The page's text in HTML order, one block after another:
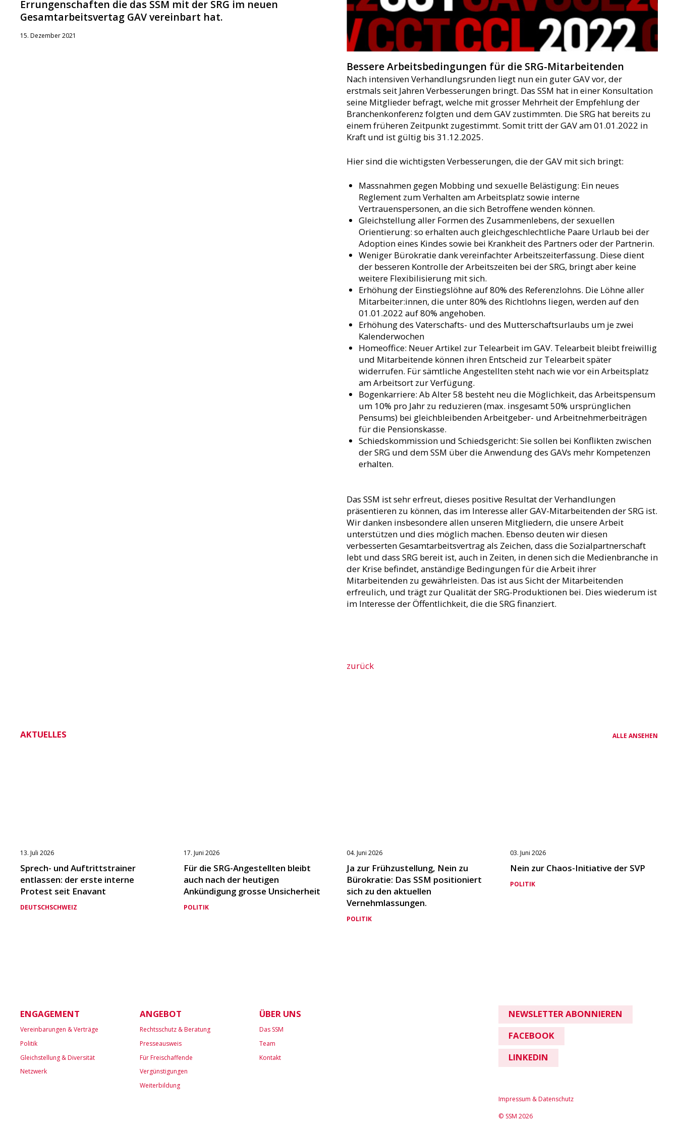
Errungenschaften die das SSM mit der SRG im neuen
Gesamtarbeitsvertag GAV vereinbart hat.
15. Dezember 2021
Bessere Arbeitsbedingungen für die SRG-Mitarbeitenden
Nach intensiven Verhandlungsrunden liegt nun ein guter GAV vor, der
erstmals seit Jahren Verbesserungen bringt. Das SSM hat in einer Konsultation
seine Mitglieder befragt, welche mit grosser Mehrheit der Empfehlung der
Branchenkonferenz folgten und dem GAV zustimmten. Die SRG hat bereits zu
einem früheren Zeitpunkt zugestimmt. Somit tritt der GAV am 01.01.2022 in
Kraft und ist gültig bis 31.12.2025.
Hier sind die wichtigsten Verbesserungen, die der GAV mit sich bringt:
Massnahmen gegen Mobbing und sexuelle Belästigung: Ein neues
Reglement zum Verhalten am Arbeitsplatz sowie interne
Vertrauenspersonen, an die sich Betroffene wenden können.
Gleichstellung aller Formen des Zusammenlebens, der sexuellen
Orientierung: so erhalten auch gleichgeschlechtliche Paare Urlaub bei der
Adoption eines Kindes sowie bei Krankheit des Partners oder der Partnerin.
Weniger Bürokratie dank vereinfachter Arbeitszeiterfassung. Diese dient
der besseren Kontrolle der Arbeitszeiten bei der SRG, bringt aber keine
weitere Flexibilisierung mit sich.
Erhöhung der Einstiegslöhne auf 80% des Referenzlohns. Die Löhne aller
Mitarbeiter:innen, die unter 80% des Richtlohns liegen, werden auf den
01.01.2022 auf 80% angehoben.
Erhöhung des Vaterschafts- und des Mutterschaftsurlaubs um je zwei
Kalenderwochen
Homeoffice: Neuer Artikel zur Telearbeit im GAV. Telearbeit bleibt freiwillig
und Mitarbeitende können ihren Entscheid zur Telearbeit später
widerrufen. Für sämtliche Angestellten steht nach wie vor ein Arbeitsplatz
am Arbeitsort zur Verfügung.
Bogenkarriere: Ab Alter 58 besteht neu die Möglichkeit, das Arbeitspensum
um 10% pro Jahr zu reduzieren (max. insgesamt 50% ursprünglichen
Pensums) bei gleichbleibenden Arbeitgeber- und Arbeitnehmerbeiträgen
für die Pensionskasse.
Schiedskommission und Schiedsgericht: Sie sollen bei Konflikten zwischen
der SRG und dem SSM über die Anwendung des GAVs mehr Kompetenzen
erhalten.
Das SSM ist sehr erfreut, dieses positive Resultat der Verhandlungen
präsentieren zu können, das im Interesse aller GAV-Mitarbeitenden der SRG ist.
Wir danken insbesondere allen unseren Mitgliedern, die unsere Arbeit
unterstützen und dies möglich machen. Ebenso deuten wir diesen
verbesserten Gesamtarbeitsvertrag als Zeichen, dass die Sozialpartnerschaft
lebt und dass SRG bereit ist, auch in Zeiten, in denen sich die Medienbranche in
der Krise befindet, anständige Bedingungen für die Arbeit ihrer
Mitarbeitenden zu gewährleisten. Das ist aus Sicht der Mitarbeitenden
erfreulich, und trägt zur Qualität der SRG-Produktionen bei. Dies wiederum ist
im Interesse der Öffentlichkeit, die die SRG finanziert.
zurück
AKTUELLES ALLE ANSEHEN
13. Juli 2026
Sprech- und Auftrittstrainer
entlassen: der erste interne
Protest seit Enavant
DEUTSCHSCHWEIZ
17. Juni 2026
Für die SRG-Angestellten bleibt
auch nach der heutigen
Ankündigung grosse Unsicherheit
POLITIK
04. Juni 2026
Ja zur Frühzustellung, Nein zu
Bürokratie: Das SSM positioniert
sich zu den aktuellen
Vernehmlassungen.
POLITIK
03. Juni 2026
Nein zur Chaos-Initiative der SVP
POLITIK
ENGAGEMENT
Vereinbarungen & Verträge
Politik
Gleichstellung & Diversität
Netzwerk
ANGEBOT
Rechtsschutz & Beratung
Presseausweis
Für Freischaffende
Vergünstigungen
Weiterbildung
ÜBER UNS
Das SSM
Team
Kontakt
NEWSLETTER ABONNIEREN
FACEBOOK
LINKEDIN
Impressum & Datenschutz
© SSM 2026